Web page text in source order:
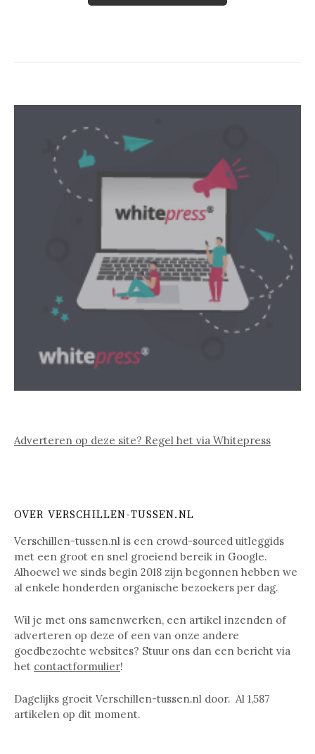
Adverteren op deze site? Regel het via Whitepress
OVER VERSCHILLEN-TUSSEN.NL
Verschillen-tussen.nl is een crowd-sourced uitleggids
met een groot en snel groeiend bereik in Google.
Alhoewel we sinds begin 2018 zijn begonnen hebben we
al enkele honderden organische bezoekers per dag.
Wil je met ons samenwerken, een artikel inzenden of
adverteren op deze of een van onze andere
goedbezochte websites? Stuur ons dan een bericht via
het contactformulier!
Dagelijks groeit Verschillen-tussen.nl door. Al 1,587
artikelen op dit moment.